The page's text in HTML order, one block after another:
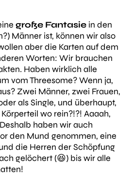
große Fantasie in den
Männer ist, können wir also
aber die Karten auf dem
Worten: Wir brauchen
Haben wirklich alle
vom Threesome? Wenn ja,
Zwei Männer, zwei Frauen,
als Single, und überhaupt,
wo rein?!?! Aaaah,
Deshalb haben wir auch
den Mund genommen, eine
die Herren der Schöpfung
gelöchert (😆) bis wir alle